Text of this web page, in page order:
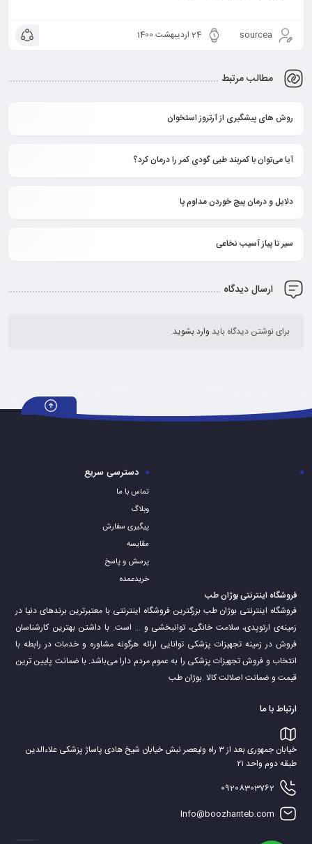
sourcea 24 اردیبهشت 1400
مطالب مرتبط
روش های پیشگیری از آرتروز استخوان
آیا می‌توان با کمربند طبی گودی کمر را درمان کرد؟
دلایل و درمان پیچ خوردن مداوم پا
سیر تا پیاز آسیب نخاعی
ارسال دیدگاه
برای نوشتن دیدگاه باید وارد بشوید.
دسترسی سریع
تماس با ما
وبلاگ
پیگیری سفارش
مقایسه
پرسش و پاسخ
خریدعمده
فروشگاه اینترنتی بوژان طب
فروشگاه اینترنتی بوژان طب بزرگترین فروشگاه اینترنتی با معتبرترین برندهای دنیا در
زمینه‌ی ارتوپدی، سلامت خانگی، توانبخشی و … است. با داشتن بهترین کارشناسان
فروش در زمینه تجهیزات پزشکی توانایی ارائه هرگونه مشاوره و خدمات در رابطه با
انتخاب و فروش تجهیزات پزشکی را به عموم مردم دارا می‌‌‌‌باشد. با ضمانت پایین ترین
قیمت و ضمانت اصلالت کالا .بوژان طب
ارتباط با ما
خیابان جمهوری بعد از ۳ راه ولیعصر نبش خیابان شیخ هادی پاساژ پزشکی علاءالدین
طبقه دوم واحد ۲۱
09208303762
Info@boozhanteb.com